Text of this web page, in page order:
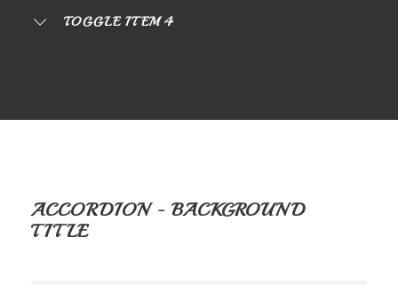
TOGGLE ITEM 4
ACCORDION - BACKGROUND
TITLE